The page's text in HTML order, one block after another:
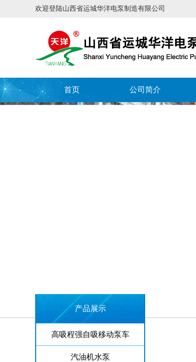
欢迎登陆山西省运城华洋电泵制造有限公司
首页 公司简介
产品展示
高吸程强自吸移动泵车
汽油机水泵